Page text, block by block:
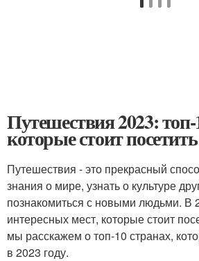
Путешествия 2023: топ-
которые стоит посетить
Путешествия - это прекрасный
знания о мире, узнать о культуре
познакомиться с новыми людьми. В
интересных мест, которые стоит
мы расскажем о топ-10 странах,
в 2023 году.